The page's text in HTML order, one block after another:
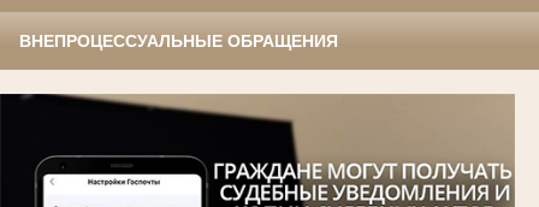
ВНЕПРОЦЕССУАЛЬНЫЕ ОБРАЩЕНИЯ